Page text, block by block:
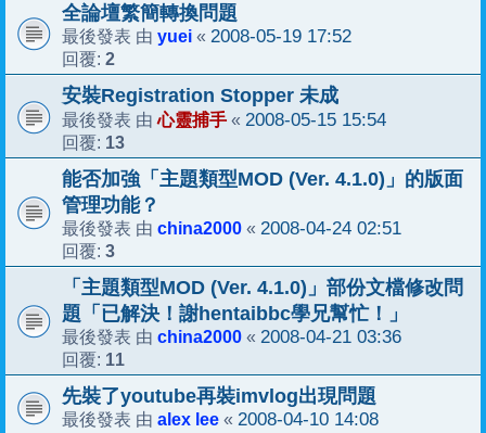
全論壇繁簡轉換問題
最後發表 由 yuei « 2008-05-19 17:52
回覆: 2
安裝Registration Stopper 未成
最後發表 由心靈捕手 « 2008-05-15 15:54
回覆: 13
能否加強「主題類型MOD (Ver. 4.1.0)」的版面
管理功能？
最後發表 由 china2000 « 2008-04-24 02:51
回覆: 3
「主題類型MOD (Ver. 4.1.0)」部份文檔修改問
題「已解決！謝hentaibbc學兄幫忙！」
最後發表 由 china2000 « 2008-04-21 03:36
回覆: 11
先裝了youtube再裝imvlog出現問題
最後發表 由 alex lee « 2008-04-10 14:08